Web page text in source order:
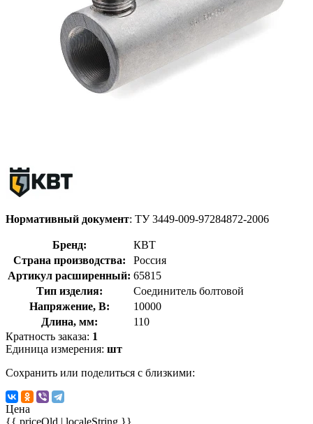
Нормативный документ: ТУ 3449-009-97284872-2006
Бренд:
КВТ
Страна производства:
Россия
Артикул расширенный: 65815
Тип изделия:
Соединитель болтовой
Напряжение, В:
10000
Длина, мм:
110
Кратность заказа: 1
Единица измерения: шт
Сохранить или поделиться с близкими:
Цена
{{ priceOld | localeString }}